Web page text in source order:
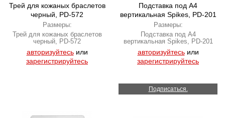
Трей для кожаных браслетов
черный, PD-572
Размеры:
Трей для кожаных браслетов
черный, PD-572
авторизуйтесьили
зарегистрируйтесь
Подставка под А4
вертикальная Spikes, PD-201
Размеры:
Подставка под А4
вертикальная Spikes, PD-201
авторизуйтесьили
зарегистрируйтесь
Подписаться.